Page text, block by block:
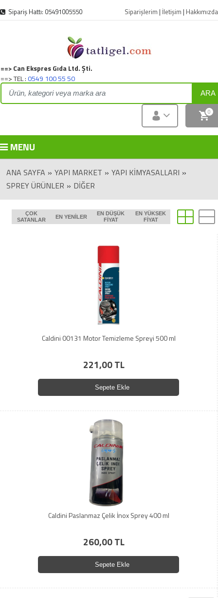
Sipariş Hattı: 05491005550 Siparişlerim | İletişim | Hakkımızda
Can Ekspres Gıda Ltd. Şti.
TEL :0549 100 55 50
ARA
0
MENU
ANA SAYFA » YAPI MARKET » YAPI KIMYASALLARI »
SPREY ÜRÜNLER » DIĞER
ÇOK
SATANLAR
EN YENILER
EN DÜŞÜK
FIYAT
EN YÜKSEK
FIYAT
Caldini 00131 Motor Temizleme Spreyi 500 ml
221,00 TL
Sepete Ekle
Caldini Paslanmaz Çelik İnox Sprey 400 ml
260,00 TL
Sepete Ekle